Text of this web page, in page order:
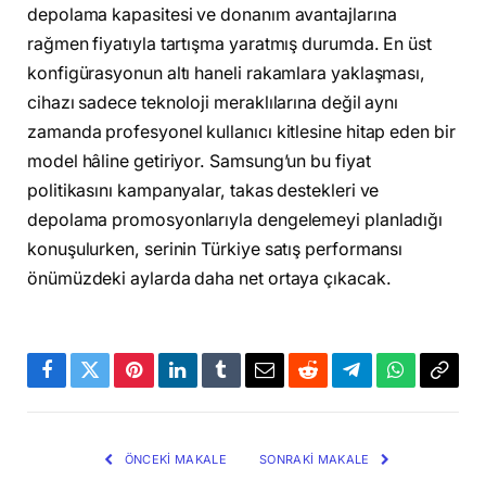
depolama kapasitesi ve donanım avantajlarına
rağmen fiyatıyla tartışma yaratmış durumda. En üst
konfigürasyonun altı haneli rakamlara yaklaşması,
cihazı sadece teknoloji meraklılarına değil aynı
zamanda profesyonel kullanıcı kitlesine hitap eden bir
model hâline getiriyor. Samsung’un bu fiyat
politikasını kampanyalar, takas destekleri ve
depolama promosyonlarıyla dengelemeyi planladığı
konuşulurken, serinin Türkiye satış performansı
önümüzdeki aylarda daha net ortaya çıkacak.
Facebook
TwitterPinterestLinkedInTumblrEmailRedditTelegramWhatsApp
ÖNCEKI MAKALE SONRAKI MAKALE